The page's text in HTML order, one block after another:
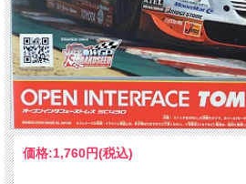
価格:1,760円(税込)